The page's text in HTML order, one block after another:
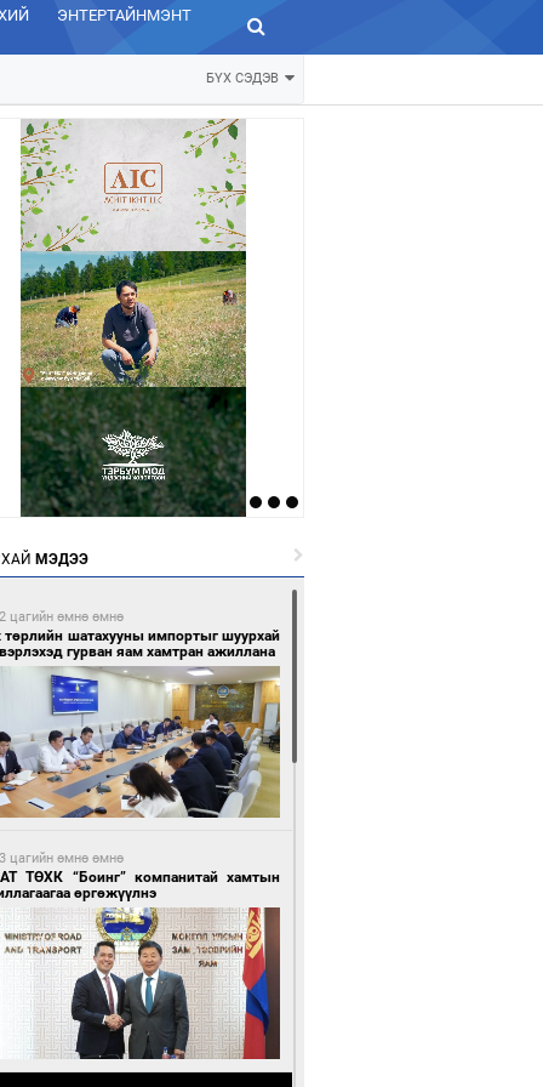
ЭНТЕРТАЙНМЭНТ ЗУРХАЙ
БҮХ СЭДЭВ
МЭДЭЭ
цагийн өмнө өмнө
төрлийн шатахууны импортыг шуурхай
гурван яам хамтран ажиллана
цагийн өмнө өмнө
ТӨХК “Боинг” компанитай хамтын
өргөжүүлнэ